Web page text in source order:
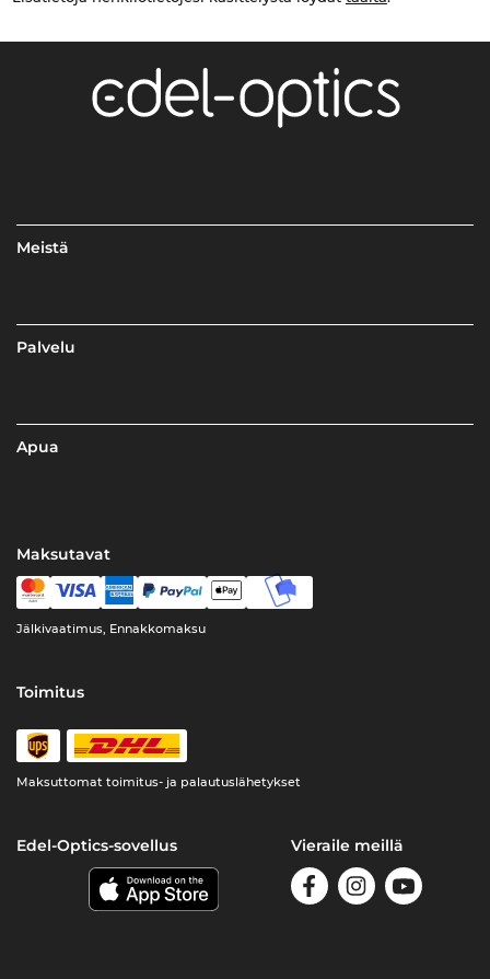
Meistä
Palvelu
Apua
Maksutavat
Jälkivaatimus, Ennakkomaksu
Toimitus
Maksuttomat toimitus- ja palautuslähetykset
Edel-Optics-sovellus Vieraile meillä